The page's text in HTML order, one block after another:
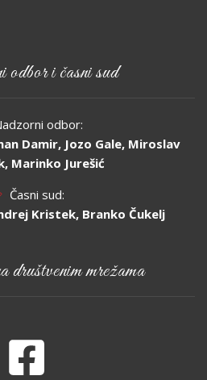
i časni sud
odbor:
Damir, Jozo Gale, Miroslav
Marinko Jurešić
Časni sud:
Kristek, Branko Čukelj
mrežama